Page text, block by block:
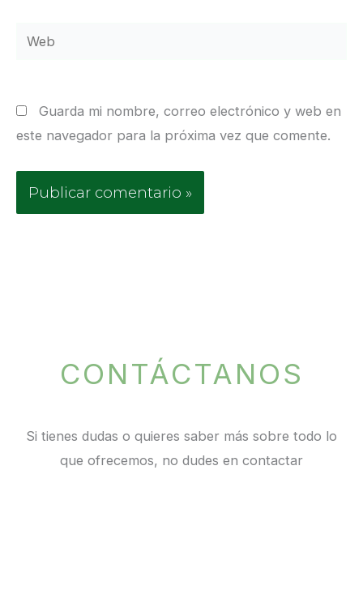
Web
Guarda mi nombre, correo electrónico y web en
este navegador para la próxima vez que comente.
CONTÁCTANOS
Si tienes dudas o quieres saber más sobre todo lo
que ofrecemos, no dudes en contactar